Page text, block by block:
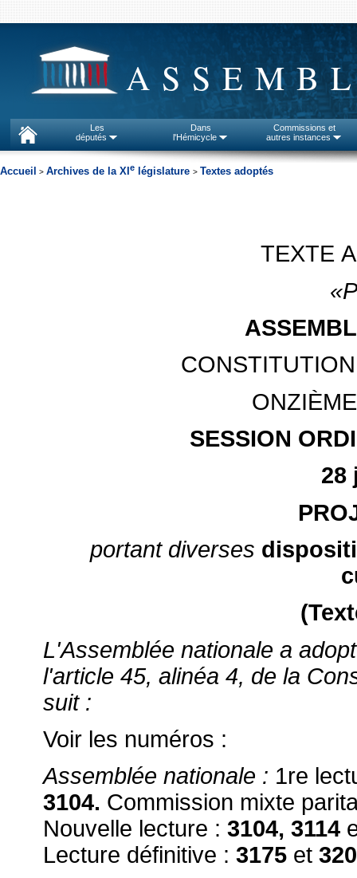
Les
députés
Dans
l'Hémicycle
Commissions et
autres instances
Accueil > Archives de la XI e législature > Textes adoptés
TEXTE
SESSION
28
portant diverses
L'Assemblée nationale a
l'article 45, alinéa 4, de la
suit :
Voir les numéros :
Assemblée nationale : 1re
3104. Commission mixte
Nouvelle lecture : 3104, 3114
Lecture définitive : 3175 et